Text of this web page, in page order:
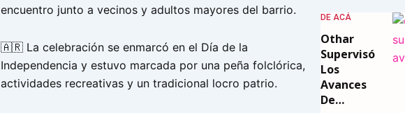
encuentro junto a vecinos y adultos mayores del barrio.
🇦🇷 La celebración se enmarcó en el Día de la
Independencia y estuvo marcada por una peña folclórica,
actividades recreativas y un tradicional locro patrio.
DE ACÁ
Othar
Supervisó
Los
Avances
De…